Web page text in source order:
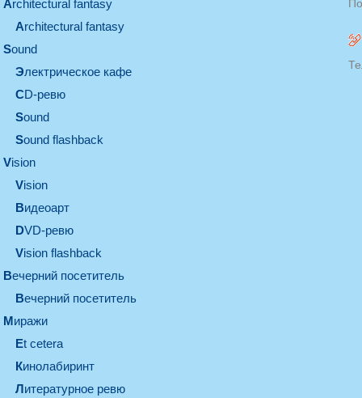
architectural fantasy
architectural fantasy
sound
электрическое кафе
CD-ревю
sound
Sound flashback
vision
vision
видеоарт
DVD-ревю
Vision flashback
вечерний посетитель
вечерний посетитель
миражи
et cetera
кинолабиринт
литературное ревю